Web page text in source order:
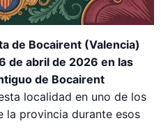
de Bocairent (Valencia)
de abril de 2026 en las
de Bocairent
localidad en uno de los
la provincia durante esos